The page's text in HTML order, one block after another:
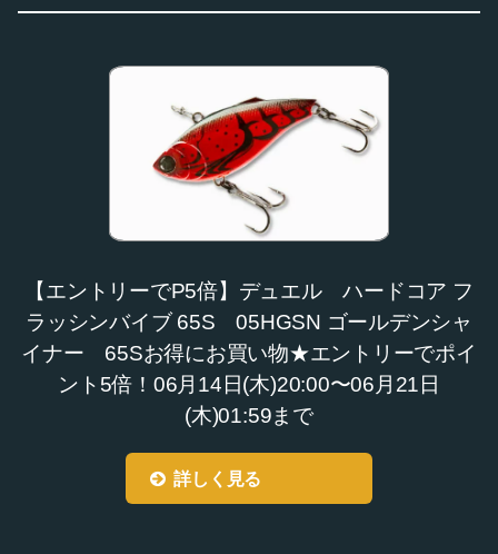
【エントリーでP5倍】デュエル ハードコア フ
ラッシンバイブ 65S 05HGSN ゴールデンシャ
イナー 65Sお得にお買い物★エントリーでポイ
ント5倍！06月14日(木)20:00〜06月21日
(木)01:59まで
詳しく見る